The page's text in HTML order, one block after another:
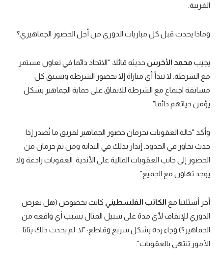
الغربية.
وماذا يحدث قبل كل مباريات الدوري من أجل الحضور الجماهيري؟
يجيب محمد الأخرس حديثه قائلا: "الاتحاد دائما في تعاون مستمر
مع الشرطة. لا تبدأ أي مباراة إلا بحضور الشرطة ويسبق كل
مسابقة اجتماع مع الشرطة للاتفاق على حماية الجماهير بشكل
يؤمن حياتهم دائما".
وأكد "حالة العقوبات بحرمان حضور الجماهير لفريق ما تُصدر إذا
حدث تجاوز في الحدود. إنذار بذلك في البداية ومن ثم حرمان من
الحضور إلى جانب العقوبات المالية على الأندية. العقوبات رادعة ولا
يوجد تهاون مع الجميع".
أخر أسئلتنا مع الكاتب الفلسطيني كانت بخصوص (هل تعرض
الدوري للإيقاف لأي مدة على سبيل المثال بسبب أي واقعة من
الجماهير؟) وجاء رده بشكل سريع وقاطع: "لا. لم يحدث ذلك بتاتا.
الأمور تنتهي بالعقوبات".